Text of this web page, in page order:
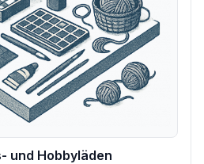
und Hobbyläden